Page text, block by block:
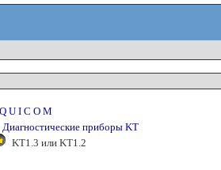
U I C O M
Диагностические приборы KT
KT1.3 или KT1.2